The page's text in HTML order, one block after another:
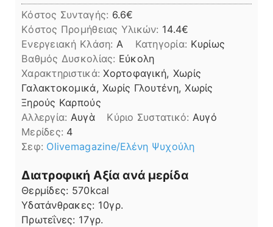
Κόστος Συνταγής: 6.6€
Kόστος Προμήθειας Υλικών: 14.4
Ενεργειακή Κλάση: A Κατηγορία: Κυρίως
Βαθμός Δυσκολίας: Εύκολη
Χαρακτηριστικά:Χορτοφαγική, Χωρίς
Γαλακτοκομικά, Χωρίς Γλουτένη, Χωρίς
Ξηρούς Καρπούς
Αλλεργία: Αυγὰ Kύριο Συστατικό: Αυγό
Μερίδες: 4
Σεφ: Olivemagazine/Ελένη Ψυχούλη
Διατροφική Αξία ανά μερίδα
Θερμίδες: 570kcal
Υδατάνθρακες: 10γρ.
Πρωτεΐνες: 17γρ.